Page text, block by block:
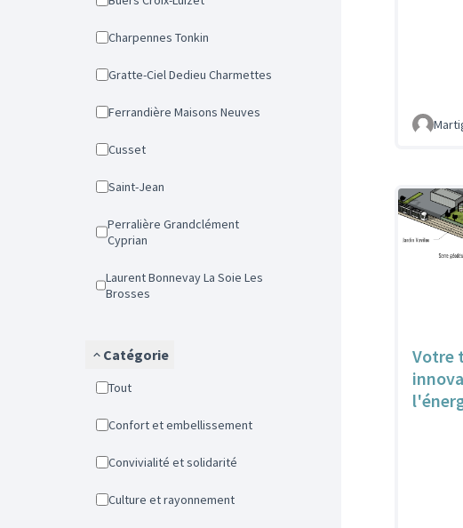
Charpennes Tonkin
Gratte-Ciel Dedieu Charmettes
Ferrandière Maisons Neuves
Cusset
Saint-Jean
Perralière Grandclément
Cyprian
Laurent Bonnevay La Soie Les
Brosses
Catégorie
Tout
Confort et embellissement
Convivialité et solidarité
Culture et rayonnement
Votre